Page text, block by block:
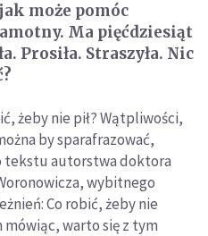
może pomóc
Ma pięćdziesiąt
Prosiła. Straszyła. Nic
żeby nie pił? Wątpliwości,
by sparafrazować,
tekstu autorstwa doktora
wybitnego
Co robić, żeby nie
mówiąc, warto się z tym